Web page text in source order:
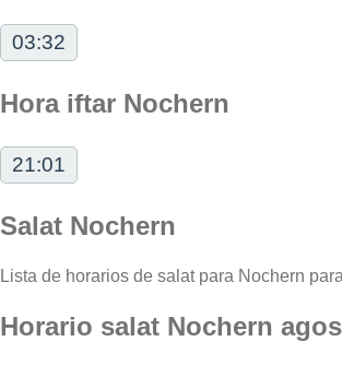
03:32
Hora iftar Nochern
21:01
Salat Nochern
Lista de horarios de salat para Nochern
Horario salat Nochern